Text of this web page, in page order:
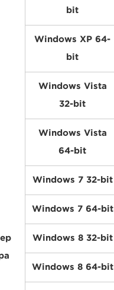
bit
Windows XP 64-
bit
Windows Vista
32-bit
Windows Vista
64-bit
Windows 7 32-bit
Windows 7 64-bit
Windows 8 32-bit
Windows 8 64-bit